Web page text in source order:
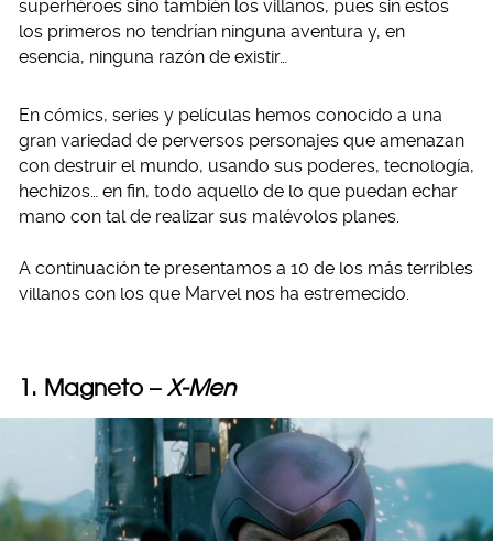
superhéroes sino también los villanos, pues sin estos
los primeros no tendrían ninguna aventura y, en
esencia, ninguna razón de existir…
En cómics, series y películas hemos conocido a una
gran variedad de perversos personajes que amenazan
con destruir el mundo, usando sus poderes, tecnología,
hechizos… en fin, todo aquello de lo que puedan echar
mano con tal de realizar sus malévolos planes.
A continuación te presentamos a 10 de los más terribles
villanos con los que Marvel nos ha estremecido.
1. Magneto – X-Men